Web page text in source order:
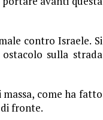
contro Israele. Si
sulla strada
come ha fatto
fronte.